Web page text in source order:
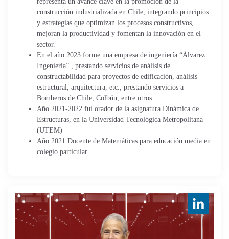
construcción industrializada en Chile, integrando principios
y estrategias que optimizan los procesos constructivos,
mejoran la productividad y fomentan la innovación en el
sector.
En el año 2023 forme una empresa de ingeniería “Álvarez
Ingeniería” , prestando servicios de análisis de
constructabilidad para proyectos de edificación, análisis
estructural, arquitectura, etc., prestando servicios a
Bomberos de Chile, Colbún, entre otros.
Año 2021-2022 fui orador de la asignatura Dinámica de
Estructuras, en la Universidad Tecnológica Metropolitana
(UTEM)
Año 2021 Docente de Matemáticas para educación media en
colegio particular.